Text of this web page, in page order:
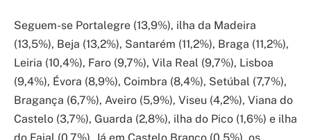
Seguem-se Portalegre (13,9%), ilha da Madeira
(13,5%), Beja (13,2%), Santarém (11,2%), Braga (11,2%),
Leiria (10,4%), Faro (9,7%), Vila Real (9,7%), Lisboa
(9,4%), Évora (8,9%), Coimbra (8,4%), Setúbal (7,7%),
Bragança (6,7%), Aveiro (5,9%), Viseu (4,2%), Viana do
Castelo (3,7%), Guarda (2,8%), ilha do Pico (1,6%) e ilha
do Faial (0,7%). Já em Castelo Branco (0,5%), os